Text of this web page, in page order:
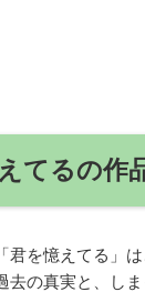
てるの作
君を憶えてる」
去の真実と、し